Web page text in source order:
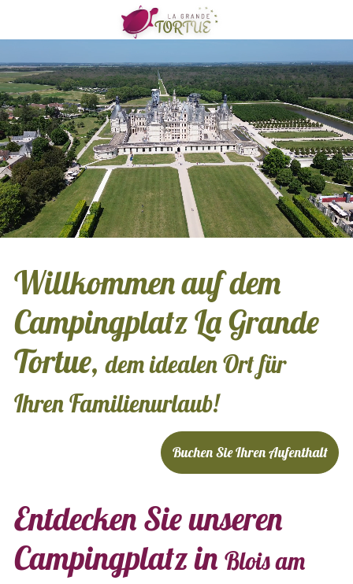
Willkommen auf dem
Campingplatz La Grande
Tortue,dem idealen Ort für
Ihren Familienurlaub!
Buchen Sie Ihren Aufenthalt
Entdecken Sie unseren
Campingplatz in Blois am